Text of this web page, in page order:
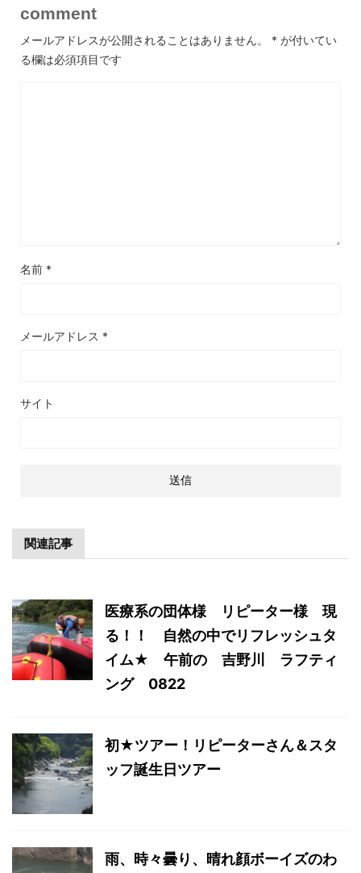
comment
メールアドレスが公開されることはありません。 * が付いてい
る欄は必須項目です
名前 *
メールアドレス *
サイト
関連記事
医療系の団体様 リピーター様 現
る！！ 自然の中でリフレッシュタ
イム★ 午前の 吉野川 ラフティ
ング 0822
初★ツアー！リピーターさん＆スタ
ッフ誕生日ツアー
雨、時々曇り、晴れ顔ボーイズのわ